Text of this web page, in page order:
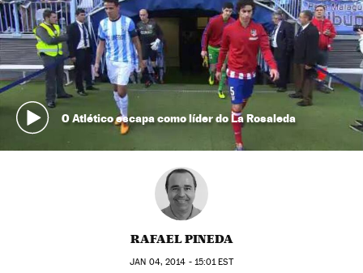
O Atlético escapa como líder do La Rosaleda
RAFAEL PINEDA
JAN 04, 2014 - 15:01EST